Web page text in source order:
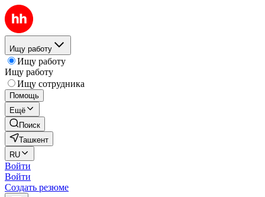
Ищу работу
Ищу работу
Ищу работу
Ищу сотрудника
Помощь
Ещё
Поиск
Ташкент
RU
Войти
Войти
Создать резюме